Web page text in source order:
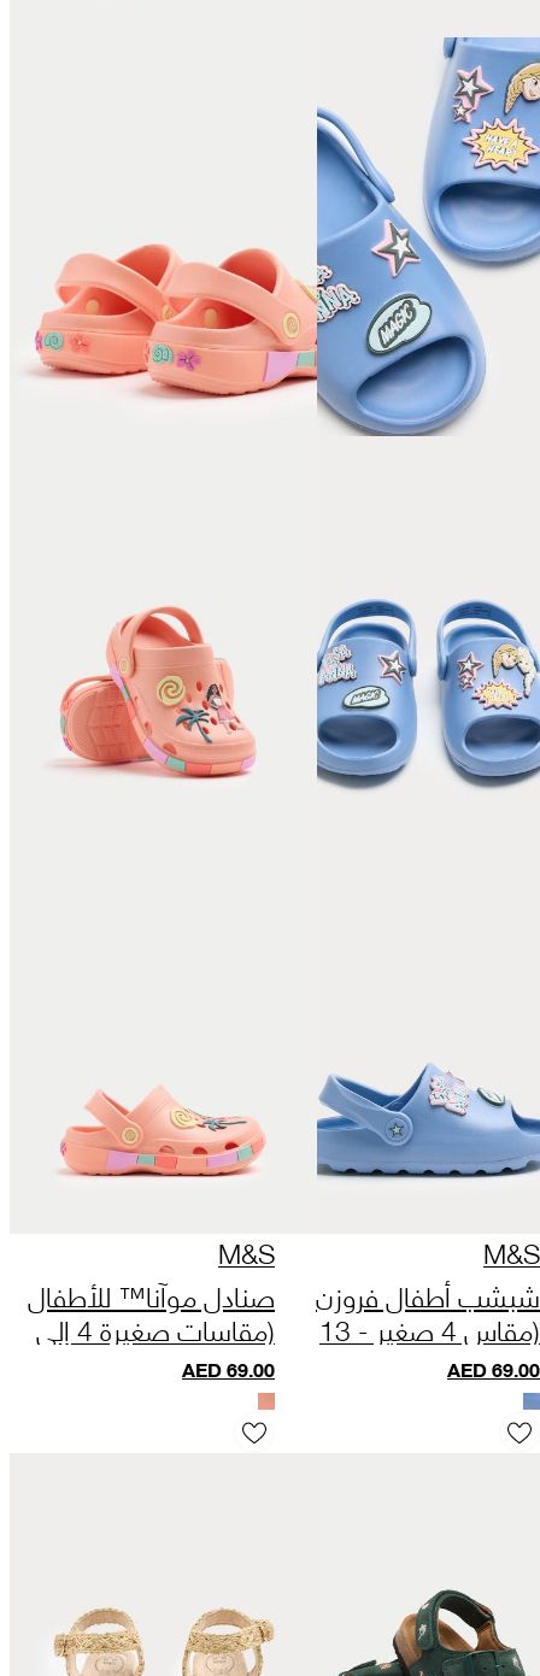
M&S
شبشب أطفال فروزن
(مقاس 4 صغير - 13
صغير)AED69.00
M&S
صنادل موآنا™ للأطفال
(مقاسات صغيرة 4 إلى
كبيرة 2)AED69.00